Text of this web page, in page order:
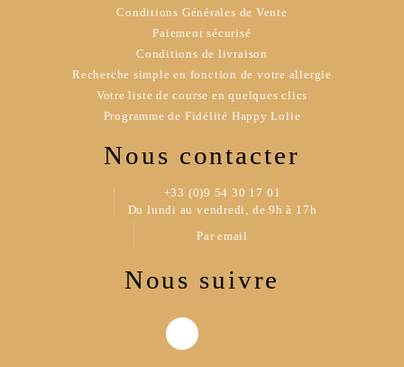
Conditions Générales de Vente
Paiement sécurisé
Conditions de livraison
Recherche simple en fonction de votre allergie
Votre liste de course en quelques clics
Programme de Fidélité Happy Lolie
Nous contacter
+33 (0)9 54 30 17 01
Du lundi au vendredi, de 9h à 17h
Par email
Nous suivre